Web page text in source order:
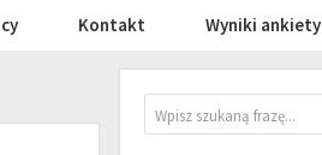
Kontakt Wyniki ankiety
Wyszukiwarka